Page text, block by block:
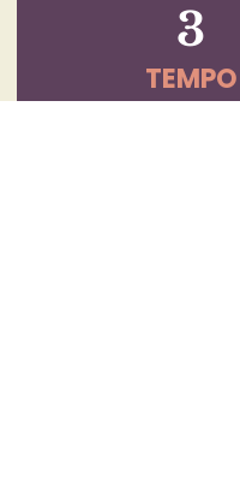
3
TEMPO